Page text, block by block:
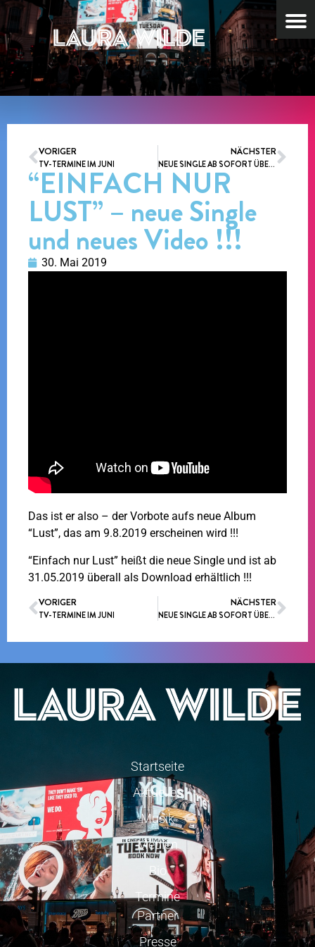
VORIGER
TV-TERMINE IM JUNI
NÄCHSTER
NEUE SINGLE AB SOFORT ÜBERALL ALS DOWNLOAD
“EINFACH NUR
LUST” – neue Single
und neues Video !!!
30. Mai 2019
Das ist er also – der Vorbote aufs neue Album
“Lust”, das am 9.8.2019 erscheinen wird !!!
“Einfach nur Lust” heißt die neue Single und ist ab
31.05.2019 überall als Download erhältlich !!!
VORIGER
TV-TERMINE IM JUNI
NÄCHSTER
NEUE SINGLE AB SOFORT ÜBERALL ALS DOWNLOAD
Startseite
Aktuelles
Musik
Medien
Bio
Termine
Partner
Presse